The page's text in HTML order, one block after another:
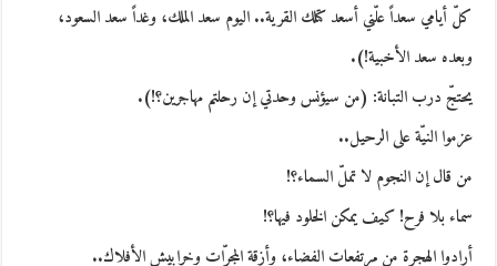
كلّ أيامي سعداً علّني أسعد كتلك القرية.. اليوم سعد الملك، وغداً سعد السعود،
وبعده سعد الأخبية!).
يحتجّ درب التبانة: (من سيؤنس وحدتي إن رحلتم مهاجرين؟!).
عزموا النيّة على الرحيل..
من قال إن النجوم لا تملّ السماء؟!
سماء بلا فرح! كيف يمكن الخلود فيها؟!
أرادوا الهجرة من مرتفعات الفضاء، وأزقة المجرّات وخرابيش الأفلاك..